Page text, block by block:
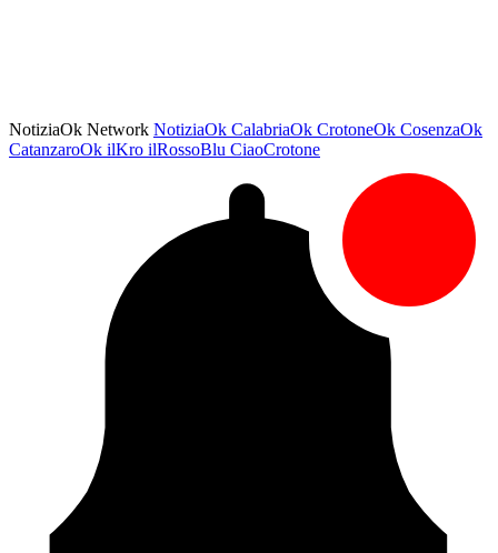
NotiziaOk Network NotiziaOk CalabriaOk CrotoneOk CosenzaOk
CatanzaroOk ilKro ilRossoBlu CiaoCrotone